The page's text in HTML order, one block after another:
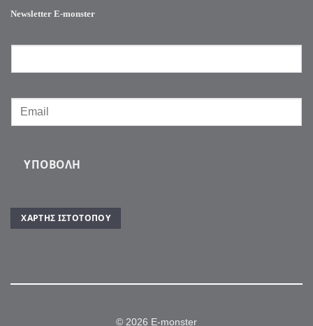
Newsletter E-monster
ΥΠΟΒΟΛΉ
ΧΆΡΤΗΣ ΙΣΤΌΤΟΠΟΥ
© 2026 E-monster